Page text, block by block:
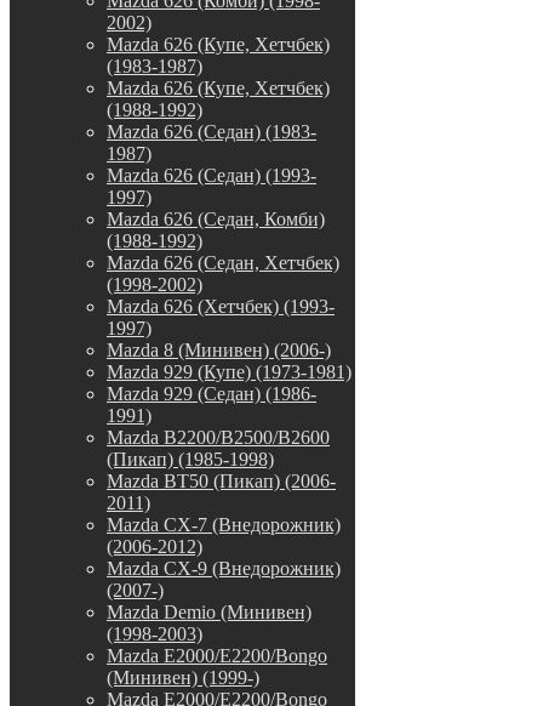
2002)
Mazda 626 (Купе, Хетчбек)
(1983-1987)
Mazda 626 (Купе, Хетчбек)
(1988-1992)
Mazda 626 (Седан) (1983-
1987)
Mazda 626 (Седан) (1993-
1997)
Mazda 626 (Седан, Комби)
(1988-1992)
Mazda 626 (Седан, Хетчбек)
(1998-2002)
Mazda 626 (Хетчбек) (1993-
1997)
Mazda 8 (Минивен) (2006-)
Mazda 929 (Купе) (1973-1981)
Mazda 929 (Седан) (1986-
1991)
Mazda B2200/B2500/B2600
(Пикап) (1985-1998)
Mazda BT50 (Пикап) (2006-
2011)
Mazda CX-7 (Внедорожник)
(2006-2012)
Mazda CX-9 (Внедорожник)
(2007-)
Mazda Demio (Минивен)
(1998-2003)
Mazda E2000/E2200/Bongo
(Минивен) (1999-)
Mazda E2000/E2200/Bongo